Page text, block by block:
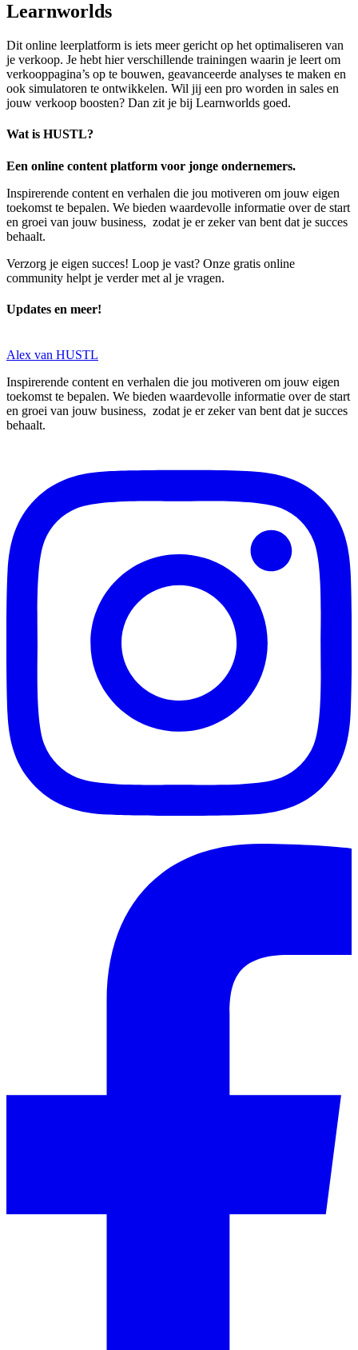
Learnworlds
Dit online leerplatform is iets meer gericht op het optimaliseren van
je verkoop. Je hebt hier verschillende trainingen waarin je leert om
verkooppagina’s op te bouwen, geavanceerde analyses te maken en
ook simulatoren te ontwikkelen. Wil jij een pro worden in sales en
jouw verkoop boosten? Dan zit je bij Learnworlds goed.
Wat is HUSTL?
Een online content platform voor jonge ondernemers.
Inspirerende content en verhalen die jou motiveren om jouw eigen
toekomst te bepalen. We bieden waardevolle informatie over de start
en groei van jouw business, zodat je er zeker van bent dat je succes
behaalt.
Verzorg je eigen succes! Loop je vast? Onze gratis online
community helpt je verder met al je vragen.
Updates en meer!
Alex van HUSTL
Inspirerende content en verhalen die jou motiveren om jouw eigen
toekomst te bepalen. We bieden waardevolle informatie over de start
en groei van jouw business, zodat je er zeker van bent dat je succes
behaalt.